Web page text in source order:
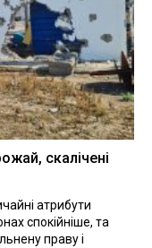
скалічені
атрибути
спокійніше, та
праву і